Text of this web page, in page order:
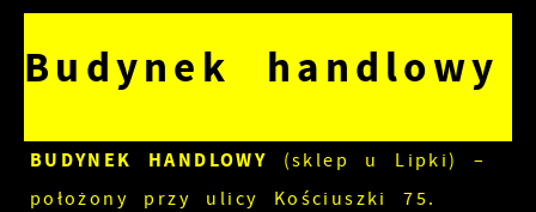
Budynek handlowy
BUDYNEK HANDLOWY (sklep u Lipki) –
położony przy ulicy Kościuszki 75.